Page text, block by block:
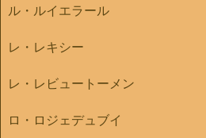
ル・ルイエラール
レ・レキシー
レ・レビュートーメン
ロ・ロジェデュブイ